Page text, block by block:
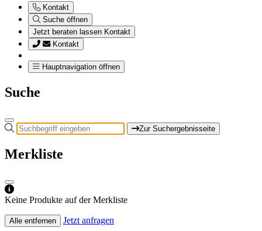
Kontakt
Suche öffnen
Jetzt beraten lassen Kontakt
Kontakt
Hauptnavigation öffnen
Suche
Zur Suchergebnisseite
Merkliste
Keine Produkte auf der Merkliste
Alle entfernen Jetzt anfragen